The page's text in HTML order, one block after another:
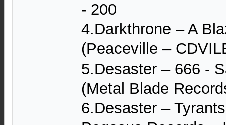
- 200
4.Darkthrone – A
(Peaceville –
5.Desaster – 666 -
(Metal Blade
6.Desaster –